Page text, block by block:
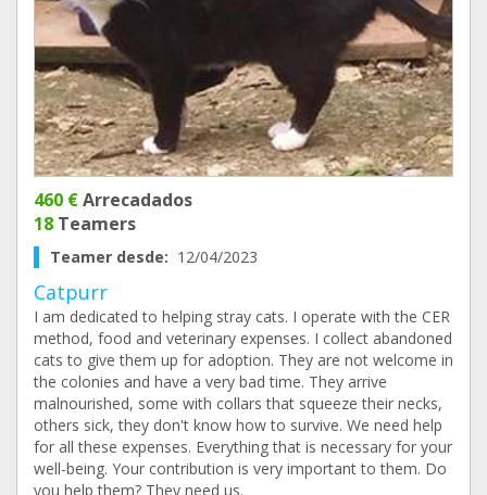
460 €Arrecadados
18 Teamers
Teamer desde: 12/04/2023
Catpurr
I am dedicated to helping stray cats. I operate with the CER
method, food and veterinary expenses. I collect abandoned
cats to give them up for adoption. They are not welcome in
the colonies and have a very bad time. They arrive
malnourished, some with collars that squeeze their necks,
others sick, they don't know how to survive. We need help
for all these expenses. Everything that is necessary for your
well-being. Your contribution is very important to them. Do
you help them? They need us.